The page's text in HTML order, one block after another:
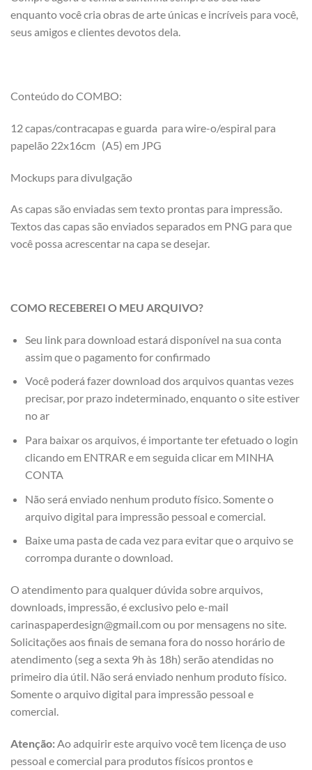
enquanto você cria obras de arte únicas e incríveis para você,
seus amigos e clientes devotos dela.
Conteúdo do COMBO:
12 capas/contracapas e guarda para wire-o/espiral para
papelão 22x16cm (A5) em JPG
Mockups para divulgação
As capas são enviadas sem texto prontas para impressão.
Textos das capas são enviados separados em PNG para que
você possa acrescentar na capa se desejar.
COMO RECEBEREI O MEU ARQUIVO?
Seu link para download estará disponível na sua conta
assim que o pagamento for confirmado
Você poderá fazer download dos arquivos quantas vezes
precisar, por prazo indeterminado, enquanto o site estiver
no ar
Para baixar os arquivos, é importante ter efetuado o login
clicando em ENTRAR e em seguida clicar em MINHA
CONTA
Não será enviado nenhum produto físico. Somente o
arquivo digital para impressão pessoal e comercial.
Baixe uma pasta de cada vez para evitar que o arquivo se
corrompa durante o download.
O atendimento para qualquer dúvida sobre arquivos,
downloads, impressão, é exclusivo pelo e-mail
carinaspaperdesign@gmail.com ou por mensagens no site.
Solicitações aos finais de semana fora do nosso horário de
atendimento (seg a sexta 9h às 18h) serão atendidas no
primeiro dia útil. Não será enviado nenhum produto físico.
Somente o arquivo digital para impressão pessoal e
comercial.
Atenção: Ao adquirir este arquivo você tem licença de uso
pessoal e comercial para produtos físicos prontos e